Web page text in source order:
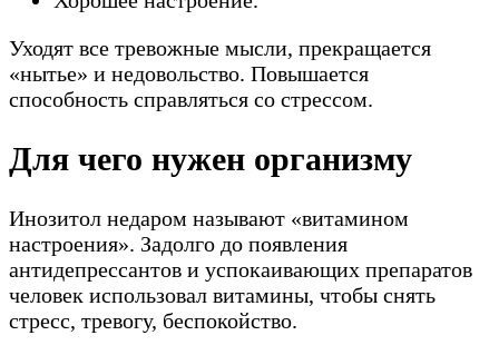
Уходят все тревожные мысли, прекращается
«нытье» и недовольство. Повышается
способность справляться со стрессом.
Для чего нужен организму
Инозитол недаром называют «витамином
настроения». Задолго до появления
антидепрессантов и успокаивающих препаратов
человек использовал витамины, чтобы снять
стресс, тревогу, беспокойство.